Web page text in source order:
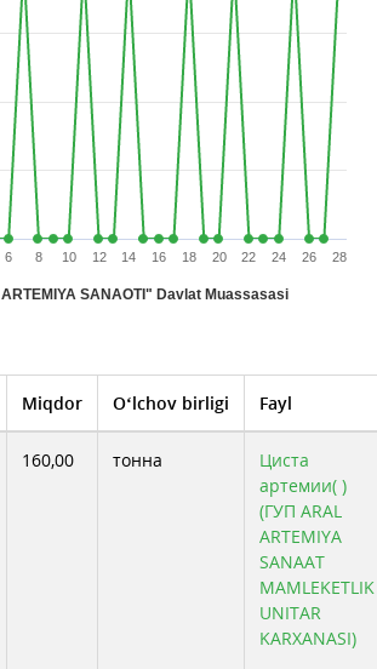
"OROL ARTEMIYA SANAOTI" Davlat Muassasasi
6 8 10 12 14 16 18 20 22 24 26 28
Miqdor O‘lchov birligi Fayl
160,00 тонна
Циста
артемии( )
(ГУП ARAL
ARTEMIYA
SANAAT
MAMLEKETLIK
UNITAR
KARXANASI)